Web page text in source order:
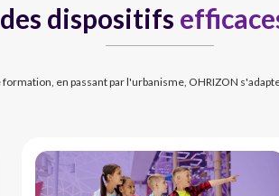
dispositifs
en passant par l'urbanisme, OHRIZON